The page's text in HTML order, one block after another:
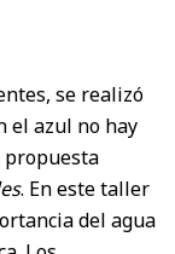
se realizó
el azul no hay
propuesta
. En este taller
del agua